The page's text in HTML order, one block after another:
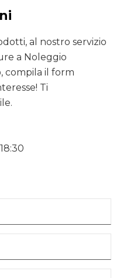
al nostro servizio
a Noleggio
compila il form
Ti